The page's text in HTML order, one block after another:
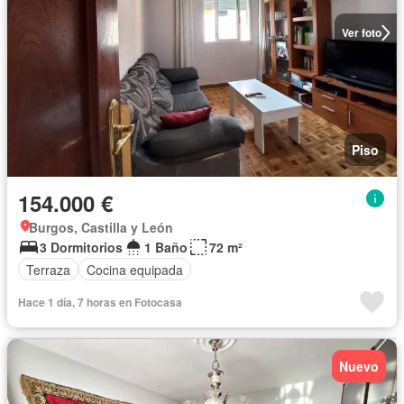
Ver foto
Piso
154.000 €
Burgos, Castilla y León
3 Dormitorios
1 Baño
72 m²
Terraza
Cocina equipada
Hace 1 día, 7 horas en Fotocasa
Nuevo